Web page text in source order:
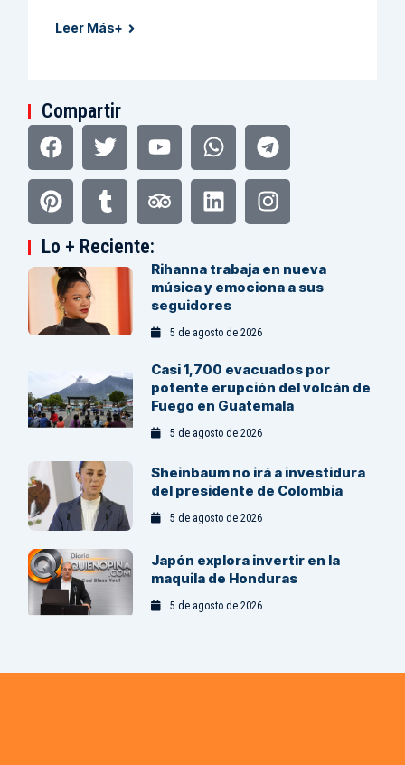
Leer Más+
Compartir
Facebook
TwitterYoutubeWhatsappTelegram
Pinterest
TumblrTripadvisor
LinkedinInstagram
Lo + Reciente:
Rihanna trabaja en nueva
música y emociona a sus
seguidores
5 de agosto de 2026
Casi 1,700 evacuados por
potente erupción del volcán de
Fuego en Guatemala
5 de agosto de 2026
Sheinbaum no irá a investidura
del presidente de Colombia
5 de agosto de 2026
Japón explora invertir en la
maquila de Honduras
5 de agosto de 2026